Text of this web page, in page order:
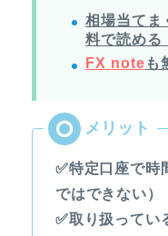
相場当てま
料で読める
FX note も
✅特定口座で時
ではできない）
✅取り扱ってい